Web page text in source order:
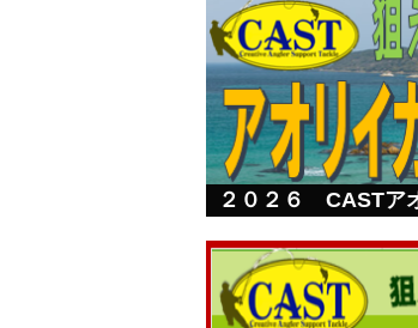
２０２６ CASTア